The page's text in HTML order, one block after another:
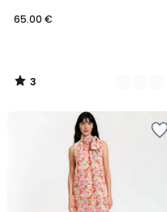
65.00 €
3
/